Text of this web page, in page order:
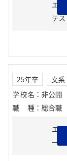
エ
テ
25年卒 文系
学校名 ： 非公開
職種 ： 総合職
エ
一